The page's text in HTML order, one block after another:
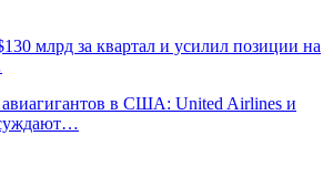
млрд за квартал и усилил позиции на
в США: United Airlines и